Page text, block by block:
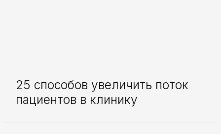
25 способов увеличить поток
пациентов в клинику